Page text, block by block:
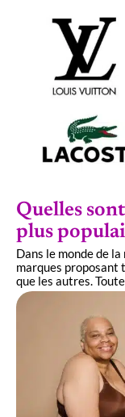
Quelles
plus
Dans le monde de
marques proposant
que les autres.